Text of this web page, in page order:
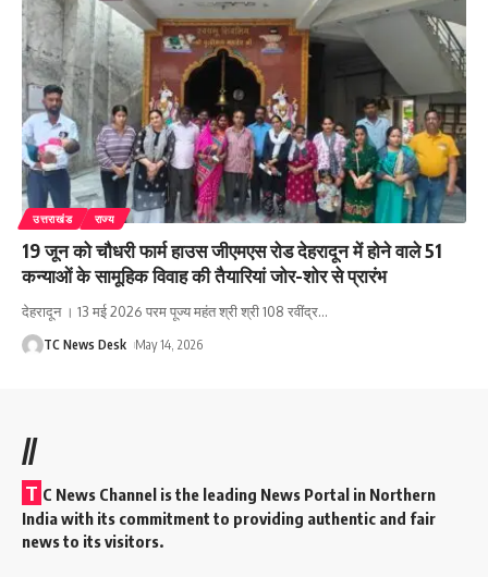
उत्तराखंड राज्य
19 जून को चौधरी फार्म हाउस जीएमएस रोड देहरादून में होने वाले 51
कन्याओं के सामूहिक विवाह की तैयारियां जोर-शोर से प्रारंभ
देहरादून । 13 मई 2026 परम पूज्य महंत श्री श्री 108 रवींद्र…
TC News Desk May 14, 2026
//
T C News Channel is the leading News Portal in Northern
India with its commitment to providing authentic and fair
news to its visitors.